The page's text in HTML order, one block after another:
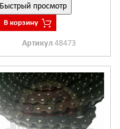
Быстрый просмотр
В корзину
Артикул48473